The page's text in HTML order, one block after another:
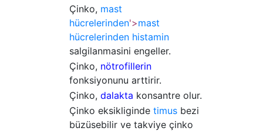
Çinko, mast
hücrelerinden'>mast
hücrelerinden histamin
salgilanmasini engeller.
Çinko, nötrofillerin
fonksiyonunu arttirir.
Çinko, dalakta konsantre olur.
Çinko eksikliginde timus bezi
büzüsebilir ve takviye çinko